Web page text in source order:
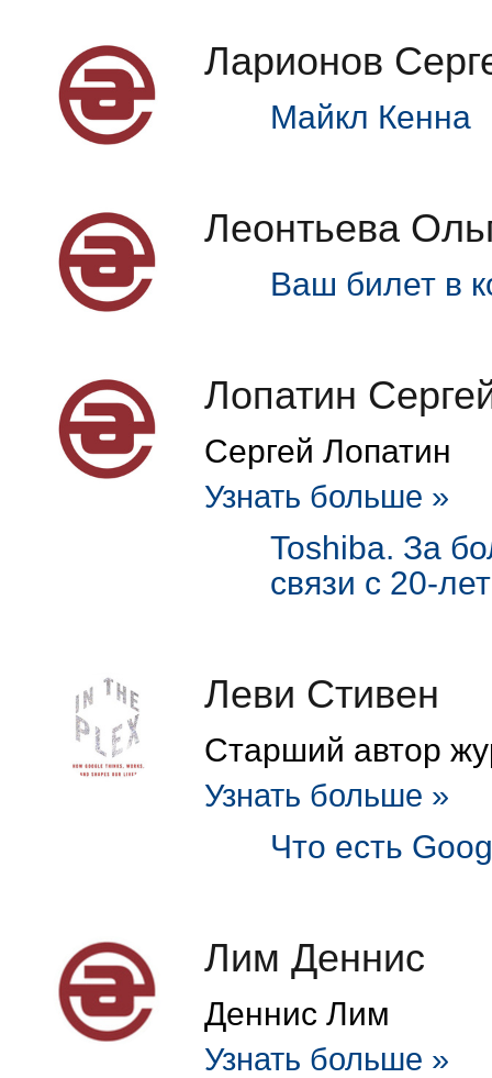
Ларионов
Майкл Кенна
Леонтьева
Ваш билет в
Лопатин
Сергей Лопатин
Узнать больше »
Toshiba. За
связи с 20-
Леви Стивен
Старший автор
Узнать больше »
Что есть
Лим Деннис
Деннис Лим
Узнать больше »